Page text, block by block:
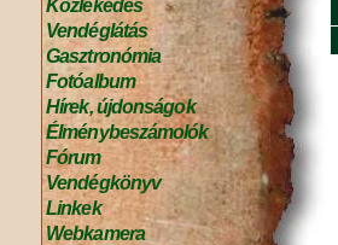
Közlekedés
Vendéglátás
Gasztronómia
Fotóalbum
Hírek, újdonságok
Élménybeszámolók
Fórum
Vendégkönyv
Linkek
Webkamera